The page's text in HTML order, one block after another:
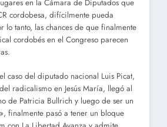
en la Cámara de Diputados que
cordobesa, difícilmente pueda
lo tanto, las chances de que finalmente
cordobés en el Congreso parecen
caso del diputado nacional Luis Picat,
radicalismo en Jesús María, llegó al
de Patricia Bullrich y luego de ser un
finalmente pasó a tener un bloque